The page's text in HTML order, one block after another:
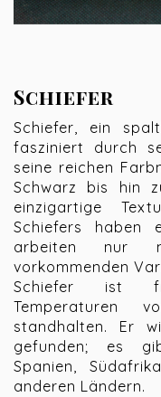
Schiefer
Schiefer, ein
fasziniert durch
seine reichen
Schwarz bis hin
einzigartige
Schiefers haben
arbeiten nur
vorkommenden
Schiefer ist
Temperaturen
standhalten. Er
gefunden; es
Spanien,
anderen Ländern.